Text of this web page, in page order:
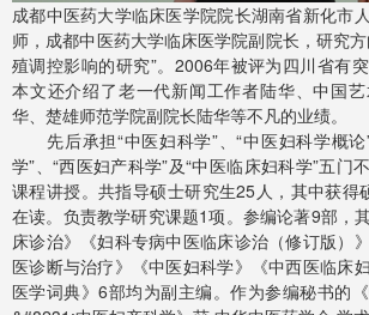
成都中医药大学临床医学院院长湖南省新化市
师，成都中医药大学临床医学院副院长，研究
殖调控影响的研究”。2006年被评为四川省有突
本文还介绍了老一代新闻工作者陆华、中国
华、楚雄师范学院副院长陆华等不凡的业绩。
先后承担“中医妇科学”、“中医妇科学概论
学”、“西医妇产科学”及“中医临床妇科学”五门
课程讲授。共指导硕士研究生25人，其中获得
在读。负责教学研究课题1项。参编论著9部，
床诊治》《妇科专病中医临床诊治（修订版）
医诊断与治疗》《中医妇科学》《中西医临床
医学词典》6部均为副主编。作为参编秘书的